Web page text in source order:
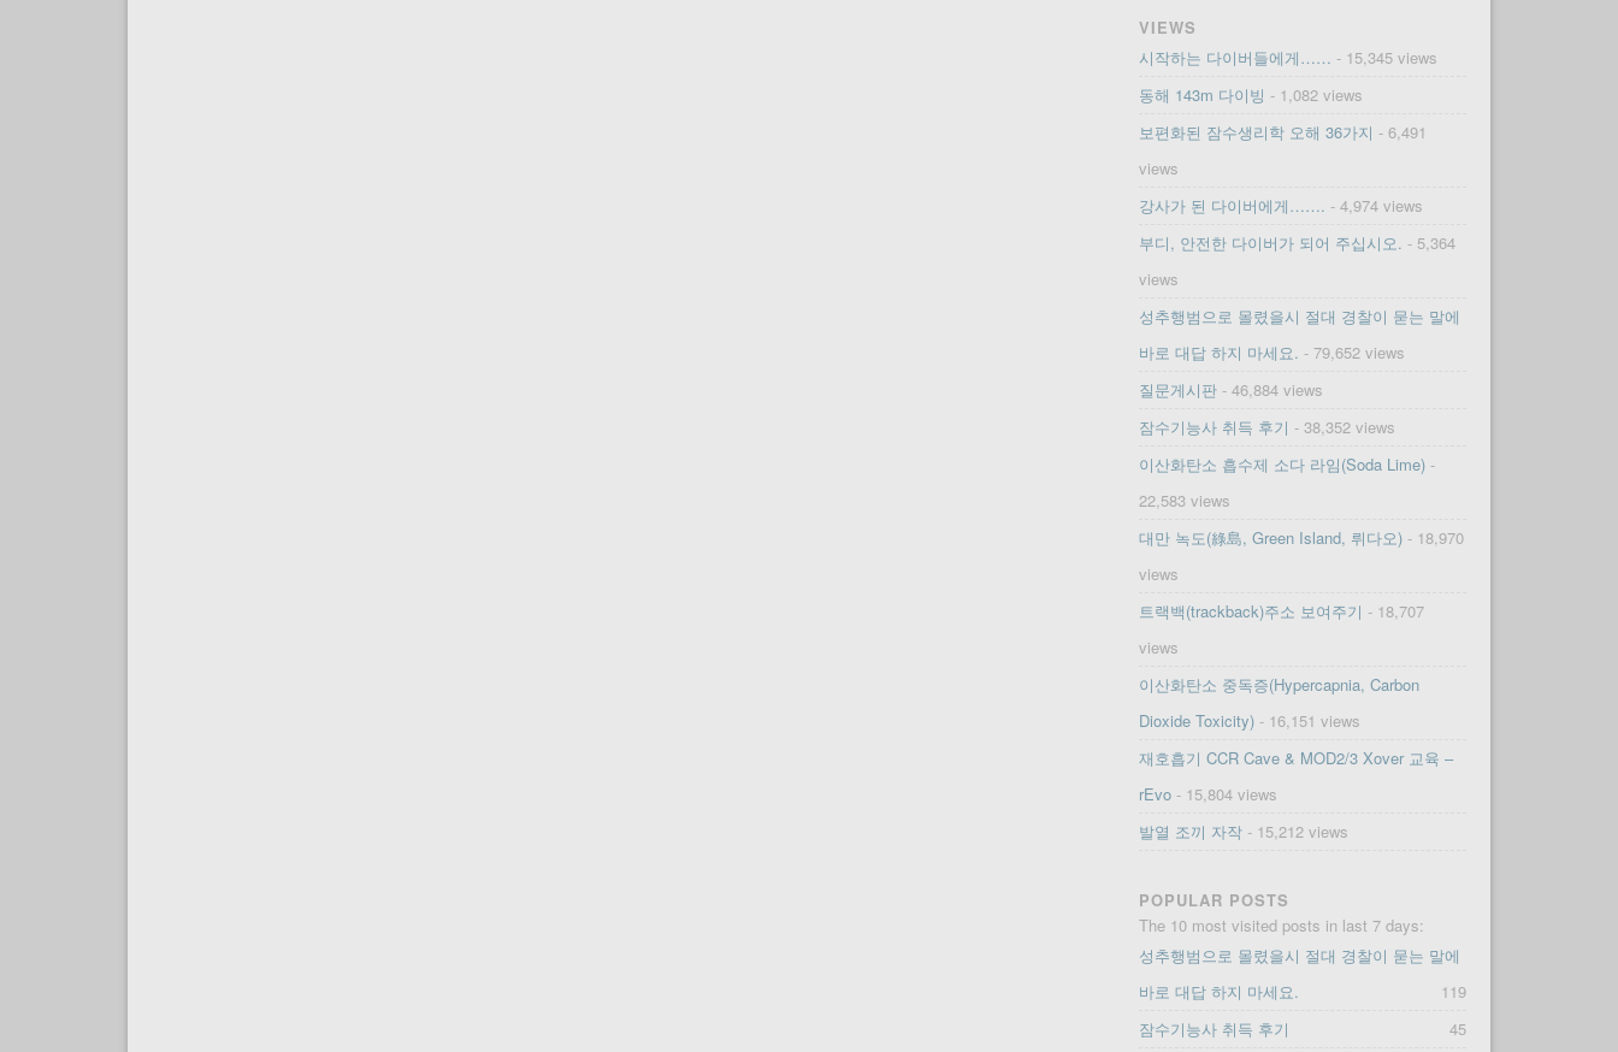
VIEWS
시작하는 다이버들에게…… - 15,345 views
동해 143m 다이빙 - 1,082 views
보편화된 잠수생리학 오해 36가지 - 6,491
views
강사가 된 다이버에게……. - 4,974 views
부디, 안전한 다이버가 되어 주십시오. - 5,364
views
성추행범으로 몰렸을시 절대 경찰이 묻는 말에
바로 대답 하지 마세요. - 79,652 views
질문게시판- 46,884 views
잠수기능사 취득 후기 - 38,352 views
이산화탄소 흡수제 소다 라임(Soda Lime)-
22,583 views
대만 녹도(綠島, Green Island, 뤼다오)- 18,970
views
트랙백(trackback)주소 보여주기 - 18,707
views
이산화탄소 중독증(Hypercapnia, Carbon
Dioxide Toxicity)- 16,151 views
재호흡기 CCR Cave & MOD2/3 Xover 교육 –
rEvo- 15,804 views
발열 조끼 자작- 15,212 views
POPULAR POSTS
The 10 most visited posts in last 7 days:
성추행범으로 몰렸을시 절대 경찰이 묻는 말에
바로 대답 하지 마세요.
119
잠수기능사 취득 후기
45